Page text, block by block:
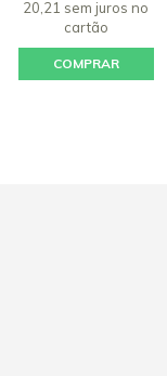
20,21 sem jurosno
cartão
COMPRAR